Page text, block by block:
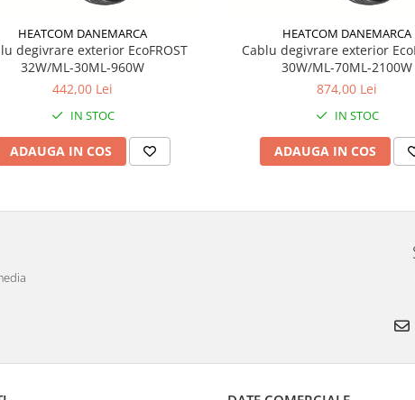
HEATCOM DANEMARCA
degivrare exterior EcoFROST
32W/ML-30ML-960W
442,00 Lei
IN STOC
ADAUGA IN COS
HEATCOM DANEMARCA
Cablu degivrare exterior
30W/ML-70ML-2100W
874,00 Lei
IN STOC
ADAUGA IN COS